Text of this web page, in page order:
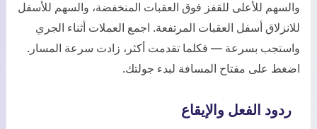
والسهم للأعلى للقفز فوق العقبات المنخفضة، والسهم للأسفل
للانزلاق أسفل العقبات المرتفعة. اجمع العملات أثناء الجري
واستجب بسرعة — فكلما تقدمت أكثر، زادت سرعة المسار.
اضغط على مفتاح المسافة لبدء جولتك.
ردود الفعل والإيقاع